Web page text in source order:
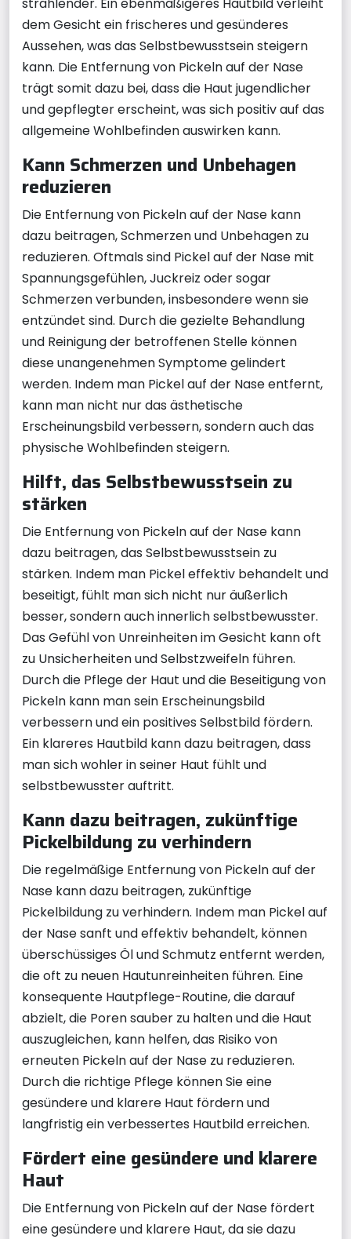
dem Gesicht ein frischeres und gesünderes
Aussehen, was das Selbstbewusstsein steigern
kann. Die Entfernung von Pickeln auf der Nase
trägt somit dazu bei, dass die Haut jugendlicher
und gepflegter erscheint, was sich positiv auf das
allgemeine Wohlbefinden auswirken kann.
Kann Schmerzen und Unbehagen
reduzieren
Die Entfernung von Pickeln auf der Nase kann
dazu beitragen, Schmerzen und Unbehagen zu
reduzieren. Oftmals sind Pickel auf der Nase mit
Spannungsgefühlen, Juckreiz oder sogar
Schmerzen verbunden, insbesondere wenn sie
entzündet sind. Durch die gezielte Behandlung
und Reinigung der betroffenen Stelle können
diese unangenehmen Symptome gelindert
werden. Indem man Pickel auf der Nase entfernt,
kann man nicht nur das ästhetische
Erscheinungsbild verbessern, sondern auch das
physische Wohlbefinden steigern.
Hilft, das Selbstbewusstsein zu
stärken
Die Entfernung von Pickeln auf der Nase kann
dazu beitragen, das Selbstbewusstsein zu
stärken. Indem man Pickel effektiv behandelt und
beseitigt, fühlt man sich nicht nur äußerlich
besser, sondern auch innerlich selbstbewusster.
Das Gefühl von Unreinheiten im Gesicht kann oft
zu Unsicherheiten und Selbstzweifeln führen.
Durch die Pflege der Haut und die Beseitigung von
Pickeln kann man sein Erscheinungsbild
verbessern und ein positives Selbstbild fördern.
Ein klareres Hautbild kann dazu beitragen, dass
man sich wohler in seiner Haut fühlt und
selbstbewusster auftritt.
Kann dazu beitragen, zukünftige
Pickelbildung zu verhindern
Die regelmäßige Entfernung von Pickeln auf der
Nase kann dazu beitragen, zukünftige
Pickelbildung zu verhindern. Indem man Pickel auf
der Nase sanft und effektiv behandelt, können
überschüssiges Öl und Schmutz entfernt werden,
die oft zu neuen Hautunreinheiten führen. Eine
konsequente Hautpflege-Routine, die darauf
abzielt, die Poren sauber zu halten und die Haut
auszugleichen, kann helfen, das Risiko von
erneuten Pickeln auf der Nase zu reduzieren.
Durch die richtige Pflege können Sie eine
gesündere und klarere Haut fördern und
langfristig ein verbessertes Hautbild erreichen.
Fördert eine gesündere und klarere
Haut
Die Entfernung von Pickeln auf der Nase fördert
eine gesündere und klarere Haut, da sie dazu